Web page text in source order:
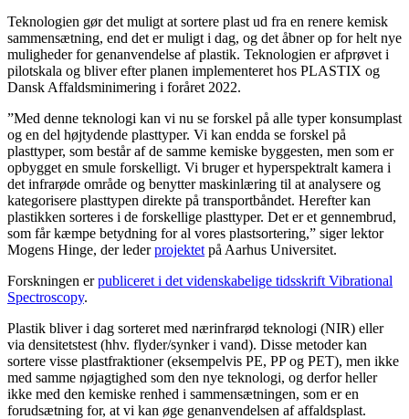
Teknologien gør det muligt at sortere plast ud fra en renere kemisk
sammensætning, end det er muligt i dag, og det åbner op for helt nye
muligheder for genanvendelse af plastik. Teknologien er afprøvet i
pilotskala og bliver efter planen implementeret hos PLASTIX og
Dansk Affaldsminimering i foråret 2022.
”Med denne teknologi kan vi nu se forskel på alle typer konsumplast
og en del højtydende plasttyper. Vi kan endda se forskel på
plasttyper, som består af de samme kemiske byggesten, men som er
opbygget en smule forskelligt. Vi bruger et hyperspektralt kamera i
det infrarøde område og benytter maskinlæring til at analysere og
kategorisere plasttypen direkte på transportbåndet. Herefter kan
plastikken sorteres i de forskellige plasttyper. Det er et gennembrud,
som får kæmpe betydning for al vores plastsortering,” siger lektor
Mogens Hinge, der lederprojektet på Aarhus Universitet.
Forskningen erpubliceret i det videnskabelige tidsskrift Vibrational
Spectroscopy.
Plastik bliver i dag sorteret med nærinfrarød teknologi (NIR) eller
via densitetstest (hhv. flyder/synker i vand). Disse metoder kan
sortere visse plastfraktioner (eksempelvis PE, PP og PET), men ikke
med samme nøjagtighed som den nye teknologi, og derfor heller
ikke med den kemiske renhed i sammensætningen, som er en
forudsætning for, at vi kan øge genanvendelsen af affaldsplast.